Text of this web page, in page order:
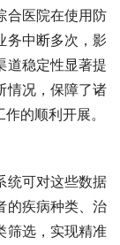
合医院在使用防
务中断多次，影
道稳定性显著提
情况，保障了诸
的顺利开展。
统可对这些数据
的疾病种类、治
筛选，实现精准